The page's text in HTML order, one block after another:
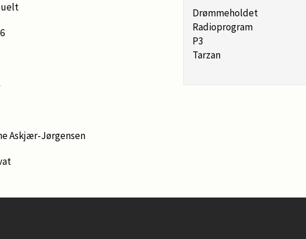
Askjær-Jørgensen
Drømmeholdet
Radioprogram
P3
Tarzan